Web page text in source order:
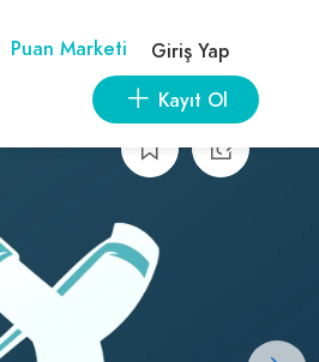
Puan Marketi
Giriş Yap
Kayıt Ol